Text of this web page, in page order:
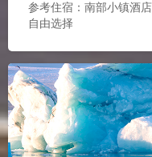
参考住宿：南部小镇酒
自由选择